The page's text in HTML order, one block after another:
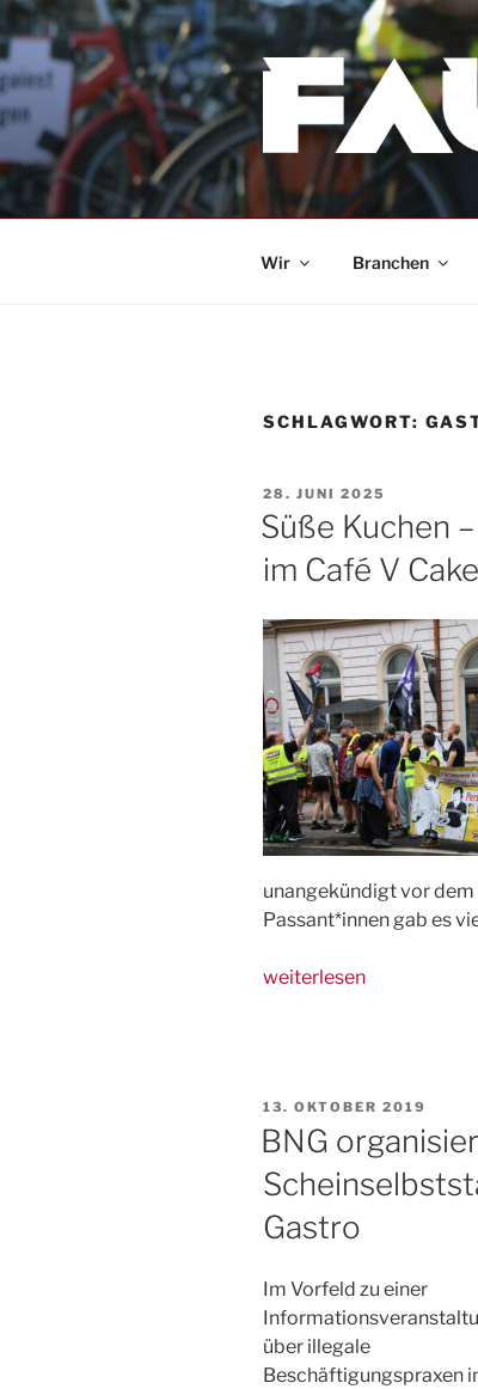
Zum
Inhalt
springen
Wir Branchen
SCHLAGWORT:
VERÖFFENTLICHT
AM
28. JUNI 2025
Süße Kuchen
im Café V Cake
unangekündigt vor
Passant*innen gab es
„Süße
Arbeitskampf
im
Café
Cake“
weiterlesen
VERÖFFENTLICHT
13. OKTOBER 2019
BNG
Gastro
Im Vorfeld zu einer
über illegale
Beschäftigungspraxen